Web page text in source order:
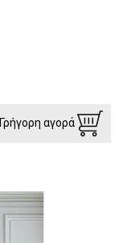
Γρήγορη αγορά